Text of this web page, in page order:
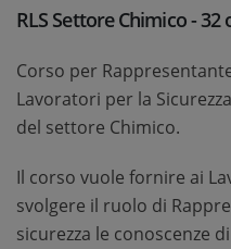
RLS Settore Chimico - 32
Corso per
Lavoratori per la Sicurezza
del settore Chimico.
Il corso vuole fornire ai
svolgere il ruolo di
sicurezza le conoscenze